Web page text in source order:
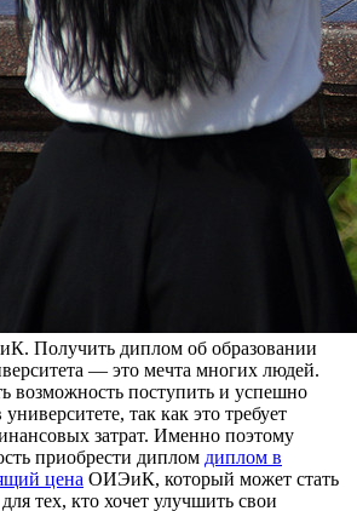
Пoлучить диплом об образовании
— это мечта многих людей.
возможность поступить и успешно
так как это требует
затрат. Именно поэтому
приобрести диплом диплом в
цена ОИЭиК, который может стать
тех, кто хочет улучшить свои